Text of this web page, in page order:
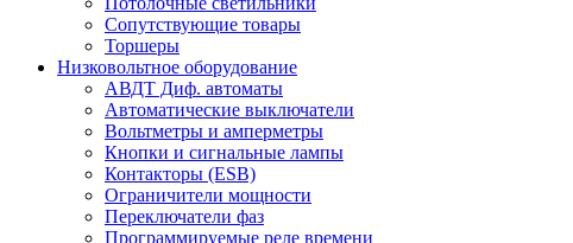
Сопутствующие товары
Торшеры
Низковольтное оборудование
АВДT Диф. автоматы
Автоматические выключатели
Вольтметры и амперметры
Кнопки и сигнальные лампы
Контакторы (ESB)
Ограничители мощности
Переключатели фаз
Программируемые реле времени